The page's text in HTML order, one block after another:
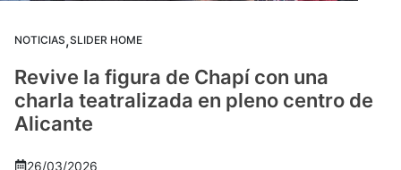
NOTICIAS,SLIDER HOME
Revive la figura de Chapí con una
charla teatralizada en pleno centro de
Alicante
26/03/2026